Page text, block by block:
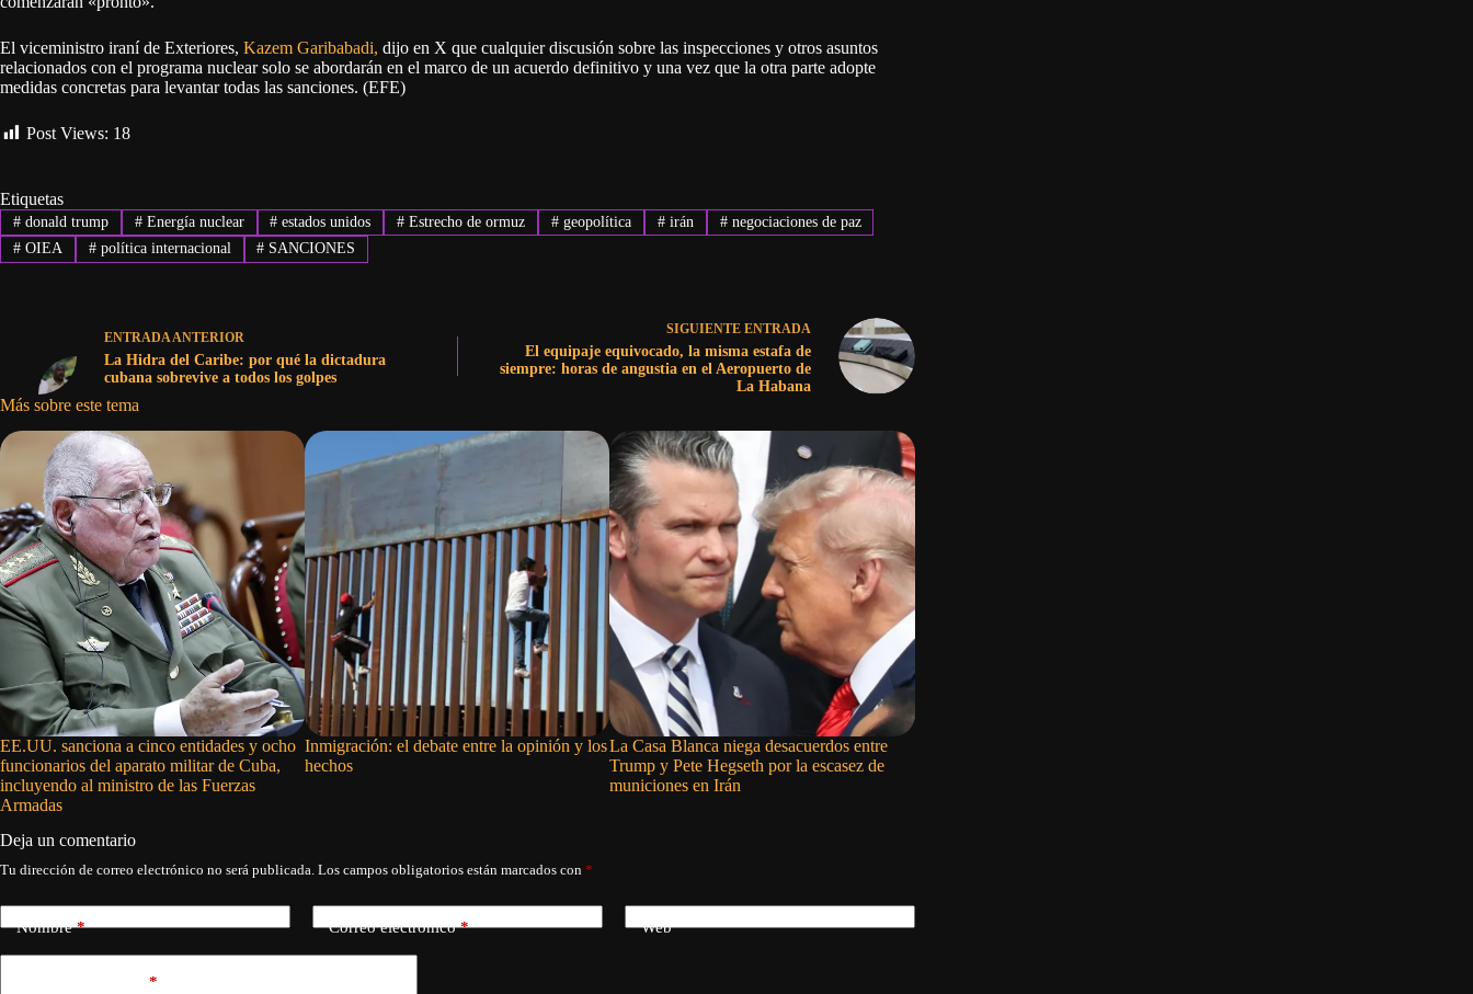
El viceministro iraní de Exteriores, Kazem Garibabadi, dijo en X que cualquier discusión sobre las inspecciones y otros asuntos
relacionados con el programa nuclear solo se abordarán en el marco de un acuerdo definitivo y una vez que la otra parte adopte
medidas concretas para levantar todas las sanciones. (EFE)
Post Views: 18
Etiquetas
#donald trump #Energía nuclear # estados unidos # Estrecho de ormuz # geopolítica #irán #negociaciones de paz
#OIEA #política internacional # SANCIONES
ENTRADA ANTERIOR
La Hidra del Caribe: por qué la dictadura
cubana sobrevive a todos los golpes
SIGUIENTE ENTRADA
El equipaje equivocado, la misma estafa de
siempre: horas de angustia en el Aeropuerto de
La Habana
Más sobre este tema
EE.UU. sanciona a cinco entidades y ocho
funcionarios del aparato militar de Cuba,
incluyendo al ministro de las Fuerzas
Armadas
Inmigración: el debate entre la opinión y los
hechos
La Casa Blanca niega desacuerdos entre
Trump y Pete Hegseth por la escasez de
municiones en Irán
Deja un comentario
Tu dirección de correo electrónico no será publicada. Los campos obligatorios están marcados con *
Nombre* Correo electrónico* Web
*